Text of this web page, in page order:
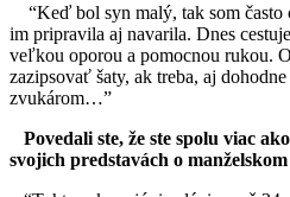
“Keď bol syn malý, tak som často
im pripravila aj navarila. Dnes
veľkou oporou a pomocnou rukou.
zazipsovať šaty, ak treba, aj
zvukárom…”
Povedali ste, že ste spolu viac
svojich predstavách o